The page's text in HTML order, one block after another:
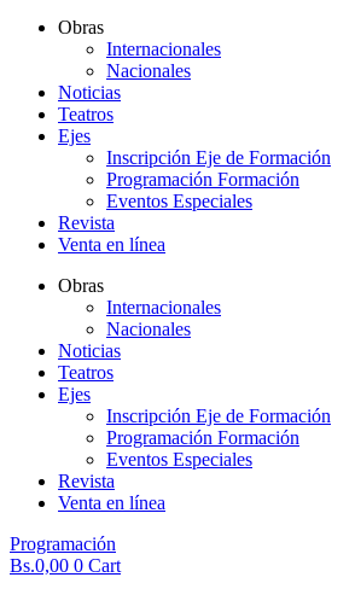
Obras
Internacionales
Nacionales
Noticias
Teatros
Ejes
Inscripción Eje de Formación
Programación Formación
Eventos Especiales
Revista
Venta en línea
Obras
Internacionales
Nacionales
Noticias
Teatros
Ejes
Inscripción Eje de Formación
Programación Formación
Eventos Especiales
Revista
Venta en línea
Programación
Bs.0,00 0 Cart